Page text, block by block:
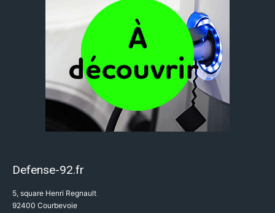
Defense-92.fr
5, square Henri Regnault
92400 Courbevoie